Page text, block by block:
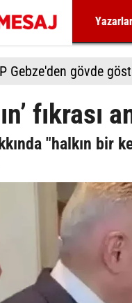
Yazarlar
Gebze'den gövde
fıkrası
"halkın bir